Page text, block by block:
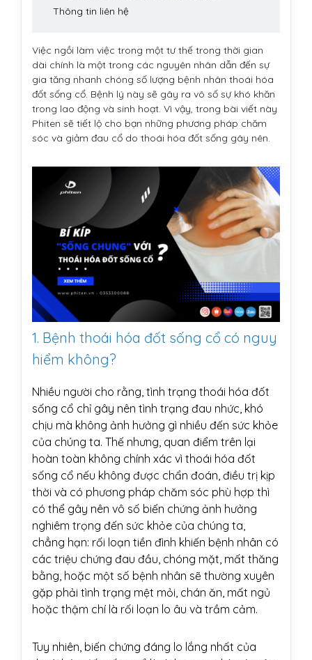
Thông tin liên hệ
Việc ngồi làm việc trong một tư thế trong thời gian
dài chính là một trong các nguyên nhân dẫn đến sự
gia tăng nhanh chóng số lượng bệnh nhân thoái hóa
đốt sống cổ. Bệnh lý này sẽ gây ra vô số sự khó khăn
trong lao động và sinh hoạt. Vì vậy, trong bài viết này
Phiten sẽ tiết lộ cho bạn những phương pháp chăm
sóc và giảm đau cổ do thoái hóa đốt sống gây nên.
1. Bệnh thoái hóa đốt sống cổ có nguy
hiểm không?
Nhiều người cho rằng, tình trạng thoái hóa đốt
sống cổ chỉ gây nên tình trạng đau nhức, khó
chịu mà không ảnh hưởng gì nhiều đến sức khỏe
của chúng ta. Thế nhưng, quan điểm trên lại
hoàn toàn không chính xác vì thoái hóa đốt
sống cổ nếu không được chẩn đoán, điều trị kịp
thời và có phương pháp chăm sóc phù hợp thì
có thể gây nên vô số biến chứng ảnh hưởng
nghiêm trọng đến sức khỏe của chúng ta,
chẳng hạn: rối loạn tiền đình khiến bệnh nhân có
các triệu chứng đau đầu, chóng mặt, mất thăng
bằng, hoặc một số bệnh nhân sẽ thường xuyên
gặp phải tình trạng mệt mỏi, chán ăn, mất ngủ
hoặc thậm chí là rối loạn lo âu và trầm cảm.
Tuy nhiên, biến chứng đáng lo lắng nhất của